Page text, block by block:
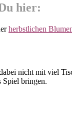
hier:
herbstlichen
nicht mit viel
Spiel bringen.